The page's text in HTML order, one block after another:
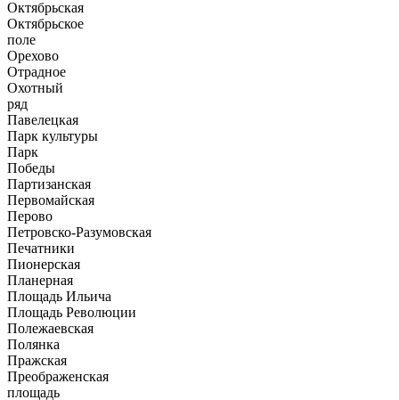
Октябрьская
Октябрьское
поле
Орехово
Отрадное
Охотный
ряд
Павелецкая
Парк культуры
Парк
Победы
Партизанская
Первомайская
Перово
Петровско-Разумовская
Печатники
Пионерская
Планерная
Площадь Ильича
Площадь Революции
Полежаевская
Полянка
Пражская
Преображенская
площадь